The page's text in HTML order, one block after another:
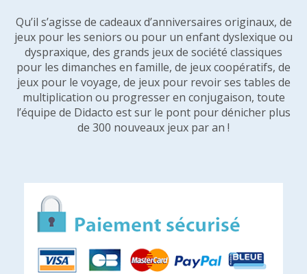
Qu’il s’agisse de cadeaux d’anniversaires originaux, de
jeux pour les seniors ou pour un enfant dyslexique ou
dyspraxique, des grands jeux de société classiques
pour les dimanches en famille, de jeux coopératifs, de
jeux pour le voyage, de jeux pour revoir ses tables de
multiplication ou progresser en conjugaison, toute
l’équipe de Didacto est sur le pont pour dénicher plus
de 300 nouveaux jeux par an !